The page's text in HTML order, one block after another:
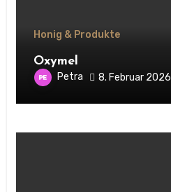
Honig & Produkte
Oxymel
Petra 8. Februar 2026